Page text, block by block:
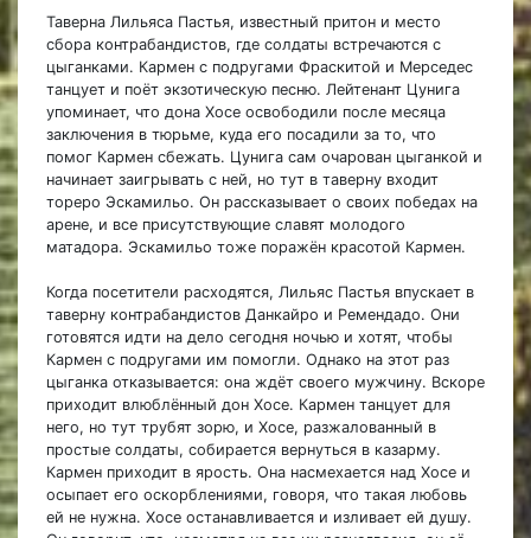
Таверна Лильяса Пастья, известный притон и место
сбора контрабандистов, где солдаты встречаются с
цыганками. Кармен с подругами Фраскитой и Мерседес
танцует и поёт экзотическую песню. Лейтенант Цунига
упоминает, что дона Хосе освободили после месяца
заключения в тюрьме, куда его посадили за то, что
помог Кармен сбежать. Цунига сам очарован цыганкой и
начинает заигрывать с ней, но тут в таверну входит
тореро Эскамильо. Он рассказывает о своих победах на
арене, и все присутствующие славят молодого
матадора. Эскамильо тоже поражён красотой Кармен.
Когда посетители расходятся, Лильяс Пастья впускает в
таверну контрабандистов Данкайро и Ремендадо. Они
готовятся идти на дело сегодня ночью и хотят, чтобы
Кармен с подругами им помогли. Однако на этот раз
цыганка отказывается: она ждёт своего мужчину. Вскоре
приходит влюблённый дон Хосе. Кармен танцует для
него, но тут трубят зорю, и Хосе, разжалованный в
простые солдаты, собирается вернуться в казарму.
Кармен приходит в ярость. Она насмехается над Хосе и
осыпает его оскорблениями, говоря, что такая любовь
ей не нужна. Хосе останавливается и изливает ей душу.